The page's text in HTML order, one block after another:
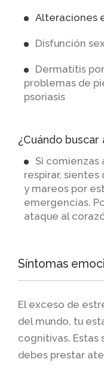
Alteraciones
Disfunción
Dermatitis
problemas de
psoriasis
¿Cuándo buscar
Si comienzas
respirar,
y mareos por
emergencias.
ataque al
Síntomas
El exceso de
del mundo, tu
cognitivas. Estas
debes prestar